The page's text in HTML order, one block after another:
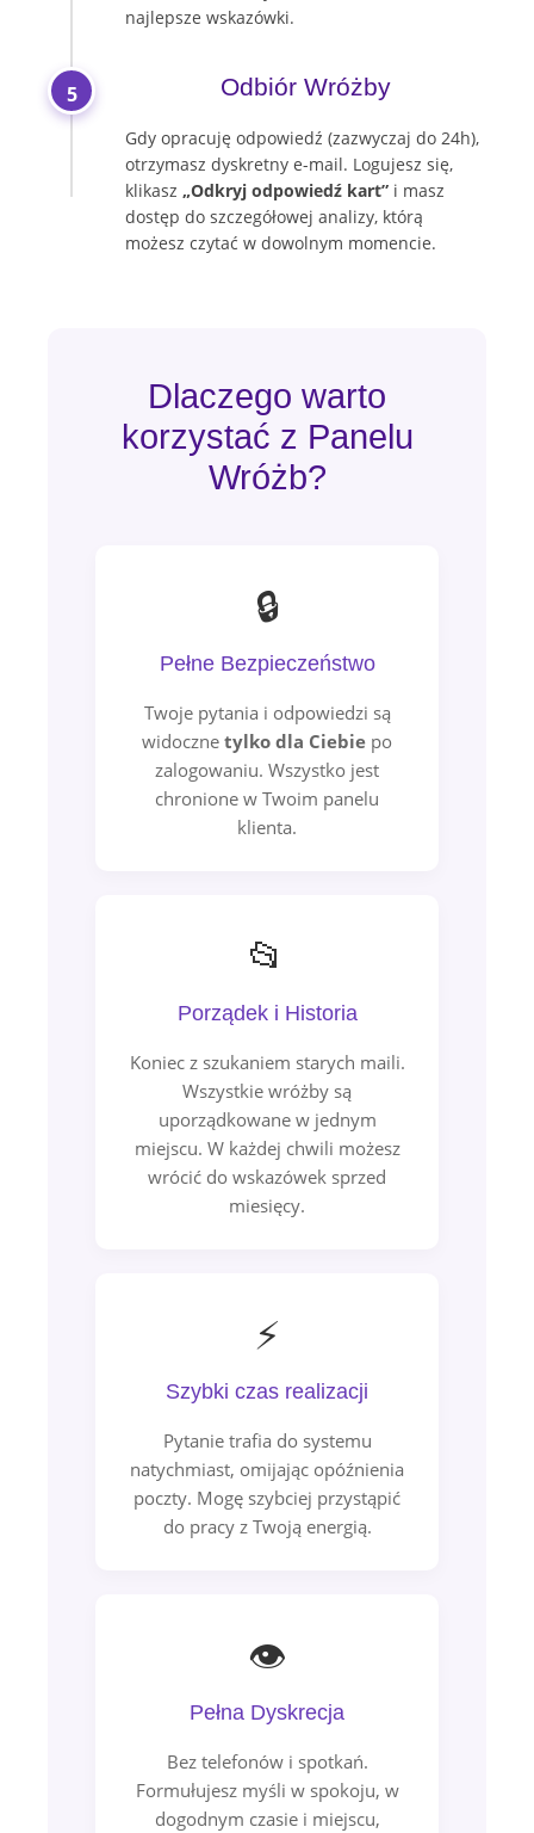
najlepsze wskazówki.
5 Odbiór Wróżby
Gdy opracuję odpowiedź (zazwyczaj do 24h),
otrzymasz dyskretny e-mail. Logujesz się,
klikasz „Odkryj odpowiedź kart” i masz
dostęp do szczegółowej analizy, którą
możesz czytać w dowolnym momencie.
Dlaczego warto
korzystać z Panelu
Wróżb?
🔒
Pełne Bezpieczeństwo
Twoje pytania i odpowiedzi są
widoczne tylko dla Ciebie po
zalogowaniu. Wszystko jest
chronione w Twoim panelu
klienta.
📂
Porządek i Historia
Koniec z szukaniem starych maili.
Wszystkie wróżby są
uporządkowane w jednym
miejscu. W każdej chwili możesz
wrócić do wskazówek sprzed
miesięcy.
⚡
Szybki czas realizacji
Pytanie trafia do systemu
natychmiast, omijając opóźnienia
poczty. Mogę szybciej przystąpić
do pracy z Twoją energią.
👁️
Pełna Dyskrecja
Bez telefonów i spotkań.
Formułujesz myśli w spokoju, w
dogodnym czasie i miejscu,